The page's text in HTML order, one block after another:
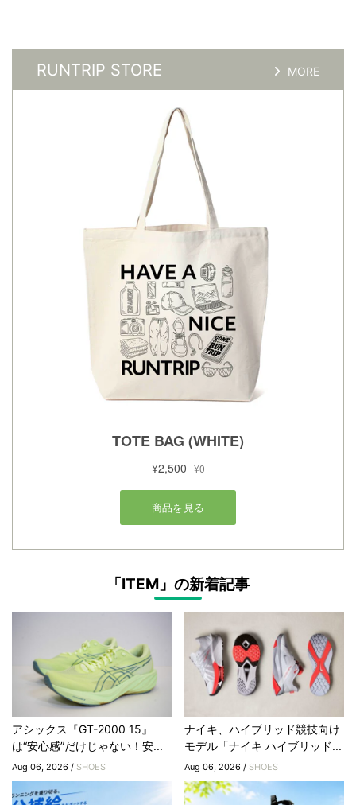
RUNTRIP STORE MORE
「ITEM」の新着記事
アシックス『GT-2000 15』
は“安心感”だけじゃない！安...
Aug 06, 2026 / SHOES
ナイキ、ハイブリッド競技向け
モデル「ナイキ ハイブリッド...
Aug 06, 2026 / SHOES